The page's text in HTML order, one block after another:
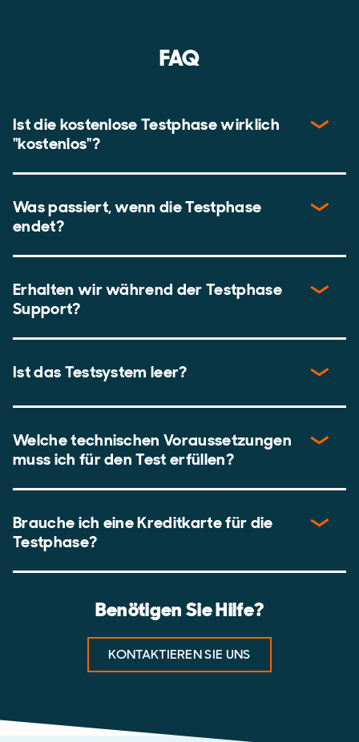
FAQ
Ist die kostenlose Testphase wirklich
"kostenlos"?
Was passiert, wenn die Testphase
endet?
Erhalten wir während der Testphase
Support?
Ist das Testsystem leer?
Welche technischen Voraussetzungen
muss ich für den Test erfüllen?
Brauche ich eine Kreditkarte für die
Testphase?
Benötigen Sie Hilfe?
KONTAKTIEREN SIE UNS